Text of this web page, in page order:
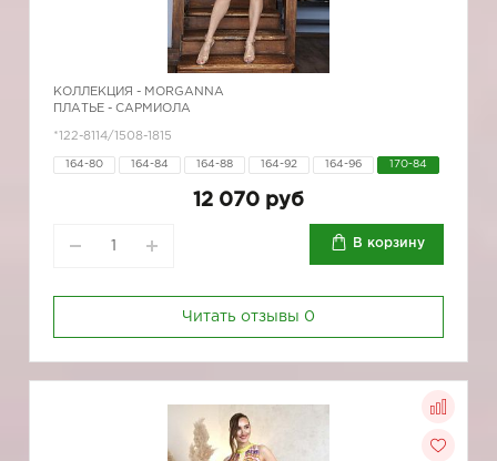
КОЛЛЕКЦИЯ - MORGANNA
ПЛАТЬЕ - САРМИОЛА
*122-8114/1508-1815
164-80 164-84 164-88 164-92 164-96 170-84
12 070 руб
В корзину
Читать отзывы 0